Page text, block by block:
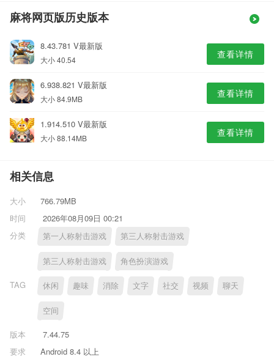
麻将网页版历史版本
8.43.781 V最新版
大小 40.54 查看详情
6.938.821 V最新版
大小 84.9MB 查看详情
1.914.510 V最新版
大小 88.14MB 查看详情
相关信息
大小
766.79MB
时间
2026年08月09日 00:21
分类
第一人称射击游戏 第三人称射击游戏
第三人称射击游戏 角色扮演游戏
TAG 休闲 趣味 消除 文字 社交 视频 聊天
空间
版本
7.44.75
要求
Android 8.4 以上